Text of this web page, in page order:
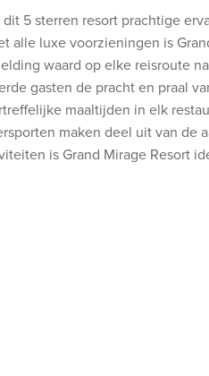
5 sterren resort prachtige
alle luxe voorzieningen is
waard op elke reisroute
gasten de pracht en praal
maaltijden in elk
maken deel uit van de
is Grand Mirage Resort